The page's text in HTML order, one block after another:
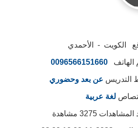
الكويت - الأحمدي
الهاتف0096566151660
التدريس عن بعد وحضوري
لغة عربية
3275 مشاهدة